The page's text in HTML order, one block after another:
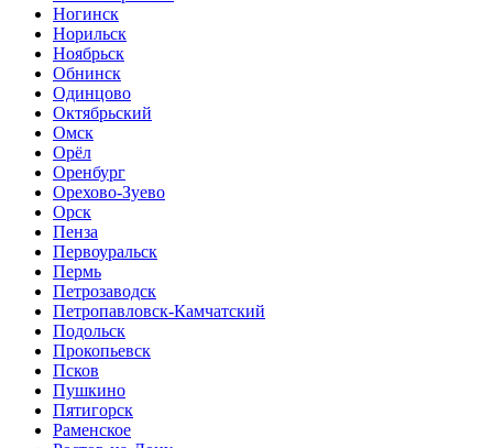
Ногинск
Норильск
Ноябрьск
Обнинск
Одинцово
Октябрьский
Омск
Орёл
Оренбург
Орехово-Зуево
Орск
Пенза
Первоуральск
Пермь
Петрозаводск
Петропавловск-Камчатский
Подольск
Прокопьевск
Псков
Пушкино
Пятигорск
Раменское